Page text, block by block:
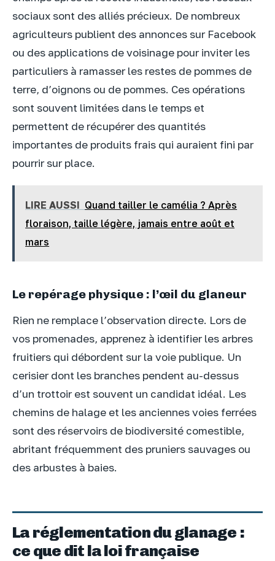
sociaux sont des alliés précieux. De nombreux
agriculteurs publient des annonces sur Facebook
ou des applications de voisinage pour inviter les
particuliers à ramasser les restes de pommes de
terre, d’oignons ou de pommes. Ces opérations
sont souvent limitées dans le temps et
permettent de récupérer des quantités
importantes de produits frais qui auraient fini par
pourrir sur place.
LIRE AUSSI Quand tailler le camélia ? Après
floraison, taille légère, jamais entre août et
mars
Le repérage physique : l’œil du glaneur
Rien ne remplace l’observation directe. Lors de
vos promenades, apprenez à identifier les arbres
fruitiers qui débordent sur la voie publique. Un
cerisier dont les branches pendent au-dessus
d’un trottoir est souvent un candidat idéal. Les
chemins de halage et les anciennes voies ferrées
sont des réservoirs de biodiversité comestible,
abritant fréquemment des pruniers sauvages ou
des arbustes à baies.
La réglementation du glanage :
ce que dit la loi française